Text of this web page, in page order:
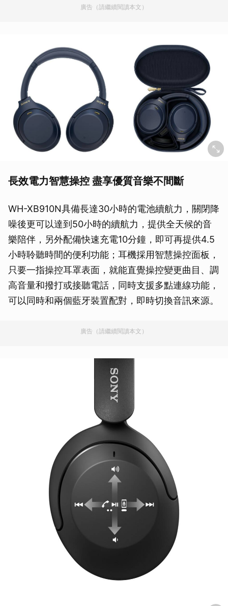
廣告（請繼續閱讀本文）
長效電力智慧操控 盡享優質音樂不間斷
WH-XB910N具備長達30小時的電池續航力，關閉降
噪後更可以達到50小時的續航力，提供全天候的音
樂陪伴，另外配備快速充電10分鐘，即可再提供4.5
小時聆聽時間的便利功能；耳機採用智慧操控面板，
只要一指操控耳罩表面，就能直覺操控變更曲目、調
高音量和撥打或接聽電話，同時支援多點連線功能，
可以同時和兩個藍牙裝置配對，即時切換音訊來源。
廣告（請繼續閱讀本文）